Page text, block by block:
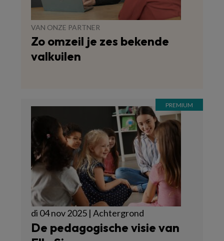
VAN ONZE PARTNER
Zo omzeil je zes bekende
valkuilen
di 04 nov 2025 | Achtergrond
De pedagogische visie van